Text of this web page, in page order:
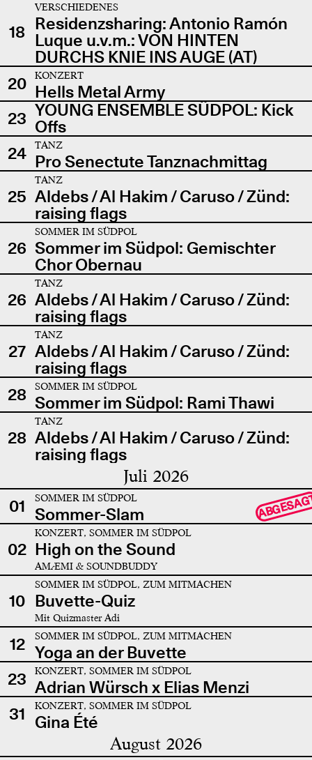
18
VERSCHIEDENES
Residenzsharing: Antonio Ramón
Luque u.v.m.: VON HINTEN
DURCHS KNIE INS AUGE (AT)
20
KONZERT
Hells Metal Army
23 YOUNG ENSEMBLE SÜDPOL: Kick
Offs
24
TANZ
Pro Senectute Tanznachmittag
25
TANZ
Aldebs / Al Hakim / Caruso / Zünd:
raising flags
26
SOMMER IM SÜDPOL
Sommer im Südpol: Gemischter
Chor Obernau
26
TANZ
Aldebs / Al Hakim / Caruso / Zünd:
raising flags
27
TANZ
Aldebs / Al Hakim / Caruso / Zünd:
raising flags
28
SOMMER IM SÜDPOL
Sommer im Südpol: Rami Thawi
28
TANZ
Aldebs / Al Hakim / Caruso / Zünd:
raising flags
Juli 2026
01 SOMMER IM SÜDPOL
Sommer-Slam
02
KONZERT, SOMMER IM SÜDPOL
High on the Sound
AMÆMI & SOUNDBUDDY
10
SOMMER IM SÜDPOL, ZUM MITMACHEN
Buvette-Quiz
Mit Quizmaster Adi
12 SOMMER IM SÜDPOL, ZUM MITMACHEN
Yoga an der Buvette
23
KONZERT, SOMMER IM SÜDPOL
Adrian Würsch x Elias Menzi
31
KONZERT, SOMMER IM SÜDPOL
Gina Été
August 2026